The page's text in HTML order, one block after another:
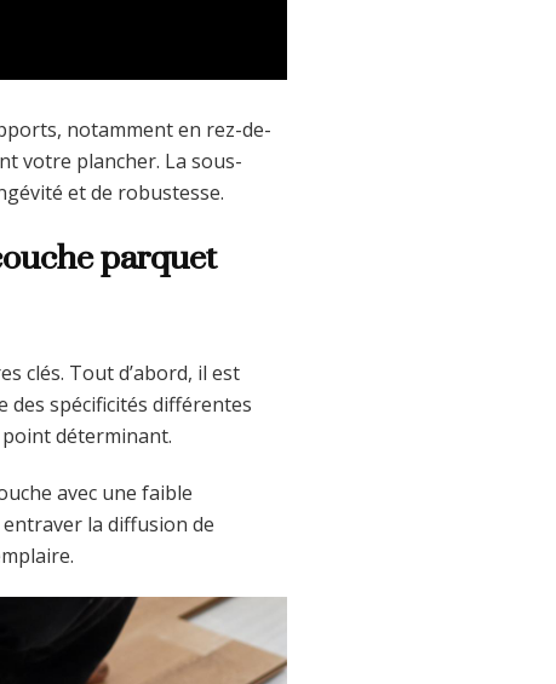
notamment en rez-de-
votre plancher. La sous-
et de robustesse.
parquet
clés. Tout d’abord, il est
des spécificités différentes
point déterminant.
avec une faible
la diffusion de